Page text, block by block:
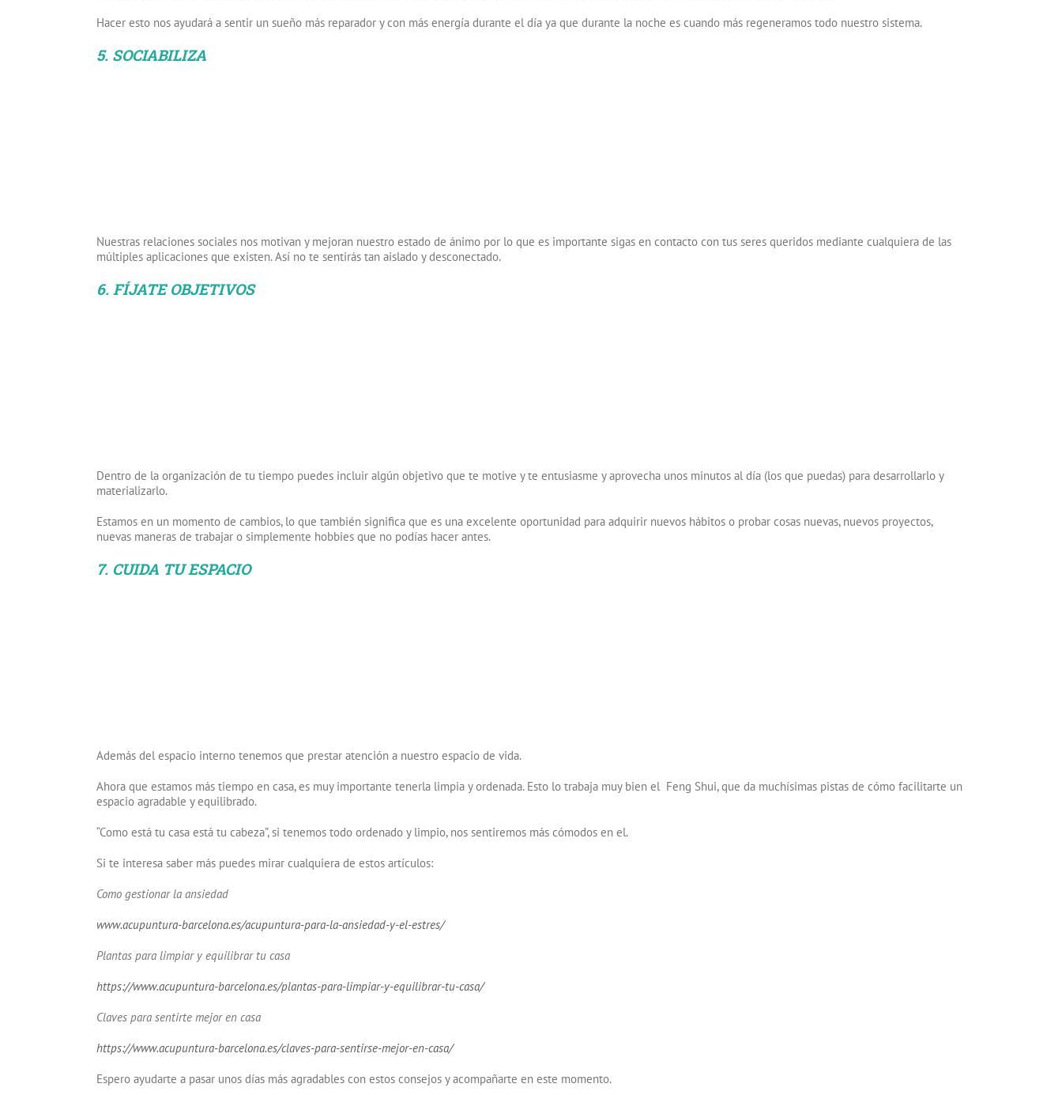
Hacer esto nos ayudará a sentir un sueño más reparador y con más energía durante el día ya que durante la noche es cuando más regeneramos todo nuestro sistema.
5. SOCIABILIZA
Nuestras relaciones sociales nos motivan y mejoran nuestro estado de ánimo por lo que es importante sigas en contacto con tus seres queridos mediante cualquiera de las
múltiples aplicaciones que existen. Así no te sentirás tan aislado y desconectado.
6. FÍJATE OBJETIVOS
Dentro de la organización de tu tiempo puedes incluir algún objetivo que te motive y te entusiasme y aprovecha unos minutos al día (los que puedas) para desarrollarlo y
materializarlo.
Estamos en un momento de cambios, lo que también significa que es una excelente oportunidad para adquirir nuevos hábitos o probar cosas nuevas, nuevos proyectos,
nuevas maneras de trabajar o simplemente hobbies que no podías hacer antes.
7. CUIDA TU ESPACIO
Además del espacio interno tenemos que prestar atención a nuestro espacio de vida.
Ahora que estamos más tiempo en casa, es muy importante tenerla limpia y ordenada. Esto lo trabaja muy bien el Feng Shui, que da muchísimas pistas de cómo facilitarte un
espacio agradable y equilibrado.
“Como está tu casa está tu cabeza”, si tenemos todo ordenado y limpio, nos sentiremos más cómodos en el.
Si te interesa saber más puedes mirar cualquiera de estos artículos:
Como gestionar la ansiedad
www.acupuntura-barcelona.es/acupuntura-para-la-ansiedad-y-el-estres/
Plantas para limpiar y equilibrar tu casa
https://www.acupuntura-barcelona.es/plantas-para-limpiar-y-equilibrar-tu-casa/
Claves para sentirte mejor en casa
https://www.acupuntura-barcelona.es/claves-para-sentirse-mejor-en-casa/
Espero ayudarte a pasar unos días más agradables con estos consejos y acompañarte en este momento.